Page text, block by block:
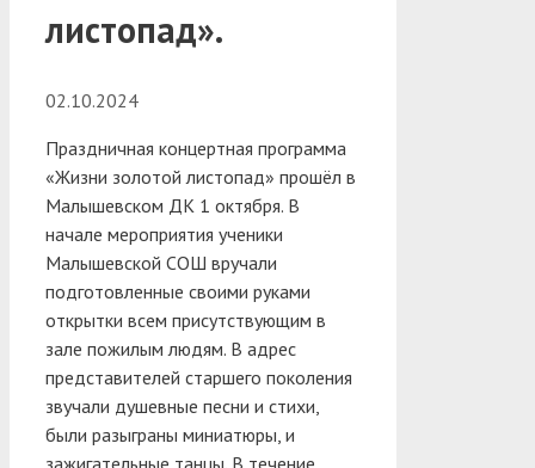
листопад».
02.10.2024
Праздничная концертная программа
«Жизни золотой листопад» прошёл в
Малышевском ДК 1 октября. В
начале мероприятия ученики
Малышевской СОШ вручали
подготовленные своими руками
открытки всем присутствующим в
зале пожилым людям. В адрес
представителей старшего поколения
звучали душевные песни и стихи,
были разыграны миниатюры, и
зажигательные танцы. В течение